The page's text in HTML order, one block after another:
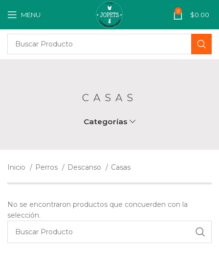
MENU 0 $0.00
CASAS
Categorías
Inicio Perros Descanso Casas
No se encontraron productos que concuerden con la
selección.